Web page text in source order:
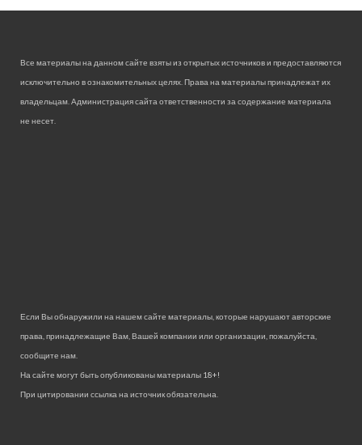
Все материалы на данном сайте взяты из открытых источников и предоставляются
исключительно в ознакомительных целях. Права на материалы принадлежат их
владельцам. Администрация сайта ответственности за содержание материала
не несет.
Если Вы обнаружили на нашем сайте материалы, которые нарушают авторские
права, принадлежащие Вам, Вашей компании или организации, пожалуйста,
сообщите нам.
На сайте могут быть опубликованы материалы 18+!
При цитировании ссылка на источник обязательна.